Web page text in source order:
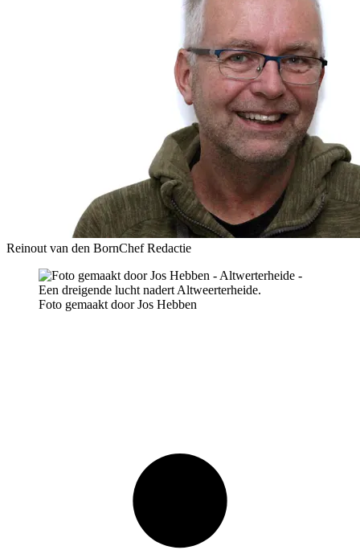
Reinout van den BornChef Redactie
Foto gemaakt door Jos Hebben